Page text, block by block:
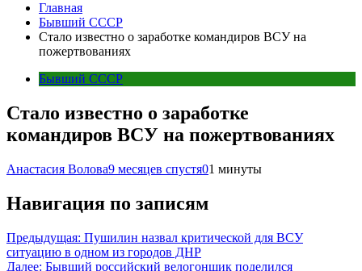
Главная
Бывший СССР
Стало известно о заработке командиров ВСУ на
пожертвованиях
Бывший СССР
Стало известно о заработке
командиров ВСУ на пожертвованиях
Анастасия Волова9 месяцев спустя01 минуты
Навигация по записям
Предыдущая: Пушилин назвал критической для ВСУ
ситуацию в одном из городов ДНР
Далее: Бывший российский велогонщик поделился